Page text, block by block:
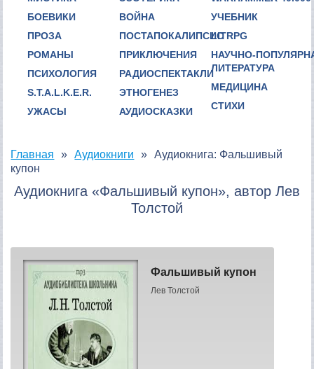
БОЕВИКИ
ПРОЗА
РОМАНЫ
ПСИХОЛОГИЯ
S.T.A.L.K.E.R.
УЖАСЫ
ВОЙНА
ПОСТАПОКАЛИПСИС
ПРИКЛЮЧЕНИЯ
РАДИОСПЕКТАКЛИ
ЭТНОГЕНЕЗ
АУДИОСКАЗКИ
УЧЕБНИК
LITRPG
НАУЧНО-
ЛИТЕРАТУРА
МЕДИЦИНА
СТИХИ
Главная Аудиокниги
Аудиокнига: Фальшивый
купон
Аудиокнига «Фальшивый купон», автор Лев
Толстой
Фальшивый купон
Лев Толстой